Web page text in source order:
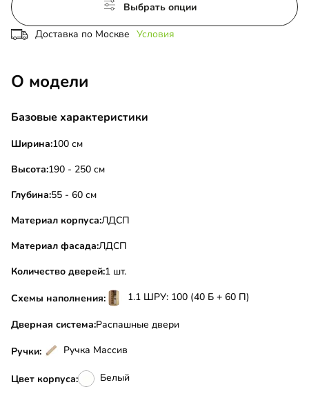
Выбрать опции
Доставка по Москве Условия
О модели
Базовые характеристики
Ширина:100 см
Высота:190 - 250 см
Глубина:55 - 60 см
Материал корпуса:ЛДСП
Материал фасада:ЛДСП
Количество дверей:1 шт.
Схемы наполнения: 1.1 ШРУ: 100 (40 Б + 60 П)
Дверная система:Распашные двери
Ручки: Ручка Массив
Цвет корпуса: Белый